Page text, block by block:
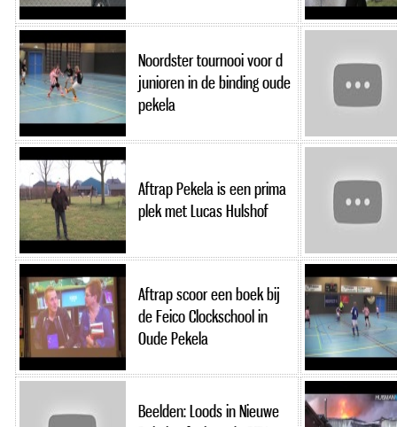
Noordster tournooi voor d
junioren in de binding oude
pekela
Aftrap Pekela is een prima
plek met Lucas Hulshof
Aftrap scoor een boek bij
de Feico Clockschool in
Oude Pekela
Beelden: Loods in Nieuwe